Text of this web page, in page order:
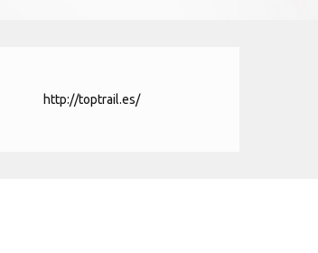
http://toptrail.es/